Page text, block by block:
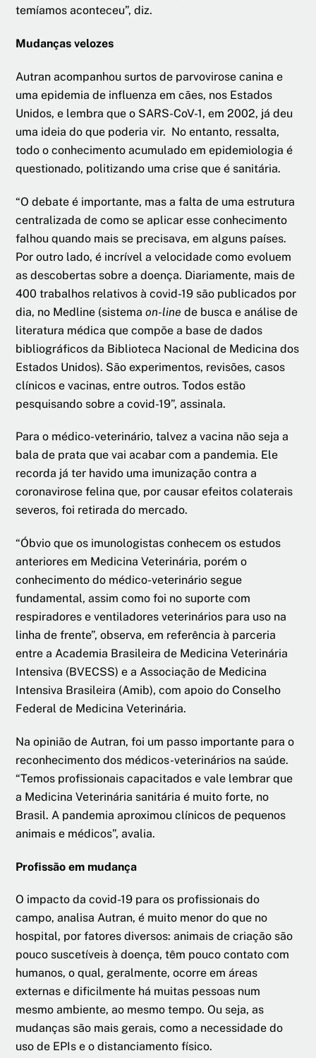
temíamos aconteceu”, diz.
Mudanças velozes
Autran acompanhou surtos de parvovirose canina e
uma epidemia de influenza em cães, nos Estados
Unidos, e lembra que o SARS-CoV-1, em 2002, já deu
uma ideia do que poderia vir. No entanto, ressalta,
todo o conhecimento acumulado em epidemiologia é
questionado, politizando uma crise que é sanitária.
“O debate é importante, mas a falta de uma estrutura
centralizada de como se aplicar esse conhecimento
falhou quando mais se precisava, em alguns países.
Por outro lado, é incrível a velocidade como evoluem
as descobertas sobre a doença. Diariamente, mais de
400 trabalhos relativos à covid-19 são publicados por
dia, no Medline (sistemaon-line de busca e análise de
literatura médica que compõe a base de dados
bibliográficos da Biblioteca Nacional de Medicina dos
Estados Unidos). São experimentos, revisões, casos
clínicos e vacinas, entre outros. Todos estão
pesquisando sobre a covid-19”, assinala.
Para o médico-veterinário, talvez a vacina não seja a
bala de prata que vai acabar com a pandemia. Ele
recorda já ter havido uma imunização contra a
coronavirose felina que, por causar efeitos colaterais
severos, foi retirada do mercado.
“Óbvio que os imunologistas conhecem os estudos
anteriores em Medicina Veterinária, porém o
conhecimento do médico-veterinário segue
fundamental, assim como foi no suporte com
respiradores e ventiladores veterinários para uso na
linha de frente”, observa, em referência à parceria
entre a Academia Brasileira de Medicina Veterinária
Intensiva (BVECSS) e a Associação de Medicina
Intensiva Brasileira (Amib), com apoio do Conselho
Federal de Medicina Veterinária.
Na opinião de Autran, foi um passo importante para o
reconhecimento dos médicos-veterinários na saúde.
“Temos profissionais capacitados e vale lembrar que
a Medicina Veterinária sanitária é muito forte, no
Brasil. A pandemia aproximou clínicos de pequenos
animais e médicos”, avalia.
Profissão em mudança
O impacto da covid-19 para os profissionais do
campo, analisa Autran, é muito menor do que no
hospital, por fatores diversos: animais de criação são
pouco suscetíveis à doença, têm pouco contato com
humanos, o qual, geralmente, ocorre em áreas
externas e dificilmente há muitas pessoas num
mesmo ambiente, ao mesmo tempo. Ou seja, as
mudanças são mais gerais, como a necessidade do
uso de EPIs e o distanciamento físico.